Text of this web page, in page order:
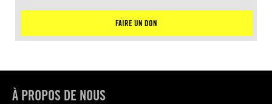
FAIRE UN DON
À PROPOS DE NOUS